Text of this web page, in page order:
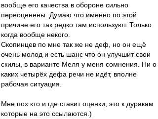
вообще его качества в обороне сильно
переоценены. Думаю что именно по этой
причине его так редко там используют. Только
когда вообще некого.
Скопинцев по мне так же не деф, но он ещё
очень молод и есть шанс что он улучшит свои
скилы, в варианте Меля у меня сомнения. Ни о
каких четырёх дефа речи не идёт, вполне
рабочая ситуация.
Мне пох кто и где ставит оценки, это к дуракам
которые на это ссылаются.)